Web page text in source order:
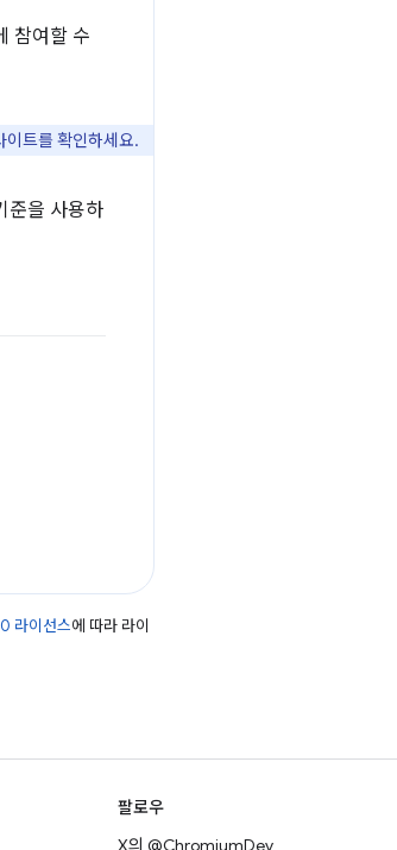
참여할 수
이트를 확인하세요.
준을 사용하
라이선스에 따라 라이
팔로우
X의 @ChromiumDev